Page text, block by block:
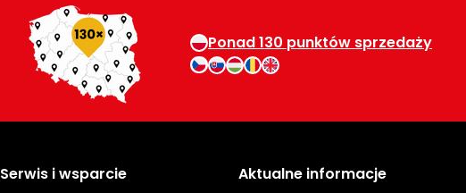
Ponad 130 punktów sprzedaży
Serwis i wsparcie Aktualne informacje